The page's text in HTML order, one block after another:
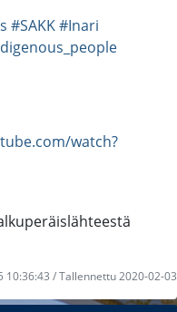
#SAKK#Inari
watch?
10:36:43 / Tallennettu 2020-02-03